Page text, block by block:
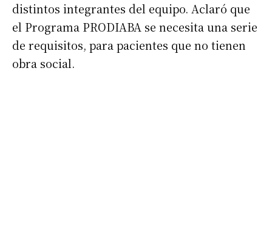
Nombre
Apellidos
distintos integrantes del equipo. Aclaró que
el Programa PRODIABA se necesita una serie
de requisitos, para pacientes que no tienen
obra social.